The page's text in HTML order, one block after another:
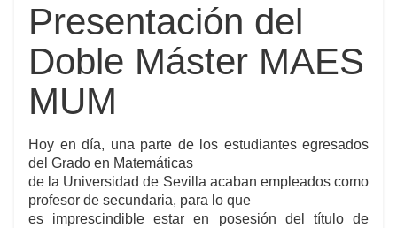
Presentación del
Doble Máster MAES
MUM
Hoy en día, una parte de los estudiantes egresados
del Grado en Matemáticas
de la Universidad de Sevilla acaban empleados como
profesor de secundaria, para lo que
es imprescindible estar en posesión del título de